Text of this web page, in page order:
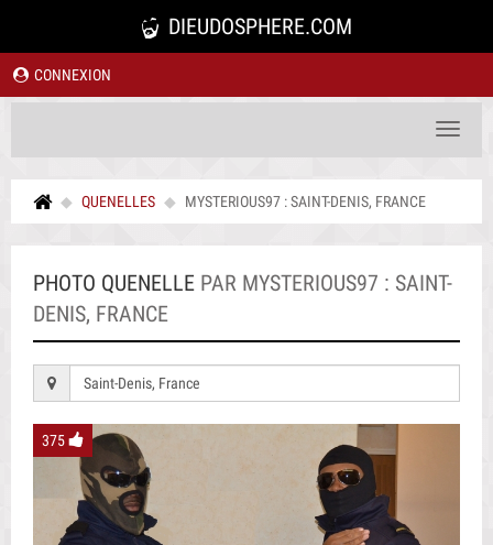
DIEUDOSPHERE.COM
CONNEXION
Toggle
QUENELLES MYSTERIOUS97 : SAINT-DENIS, FRANCE
PHOTO QUENELLE PAR MYSTERIOUS97 : SAINT-
DENIS, FRANCE
Saint-Denis, France
375